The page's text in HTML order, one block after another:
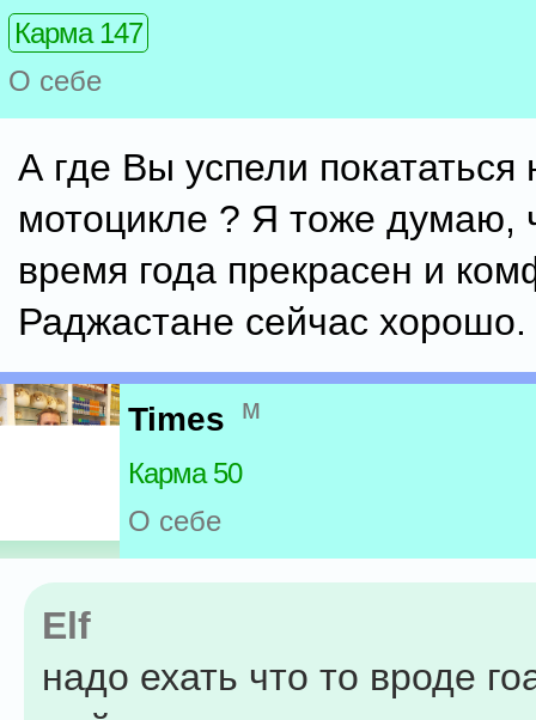
Карма 147
О себе
А где Вы успели покататься
мотоцикле ? Я тоже думаю,
время года прекрасен и
Раджастане сейчас хорошо.
Times м
Карма 50
О себе
Elf
надо ехать что то вроде